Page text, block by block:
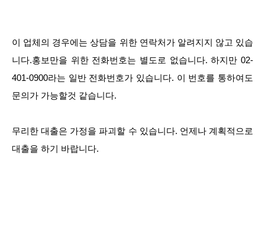
이 업체의 경우에는 상담을 위한 연락처가 알려지지 않고 있습
니다.홍보만을 위한 전화번호는 별도로 없습니다. 하지만 02-
401-0900라는 일반 전화번호가 있습니다. 이 번호를 통하여도
문의가 가능할것 같습니다.
무리한 대출은 가정을 파괴할 수 있습니다. 언제나 계획적으로
대출을 하기 바랍니다.